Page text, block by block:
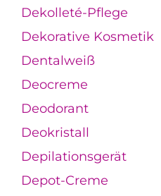
Dekolleté-Pflege
Dekorative Kosmetik
Dentalweiß
Deocreme
Deodorant
Deokristall
Depilationsgerät
Depot-Creme